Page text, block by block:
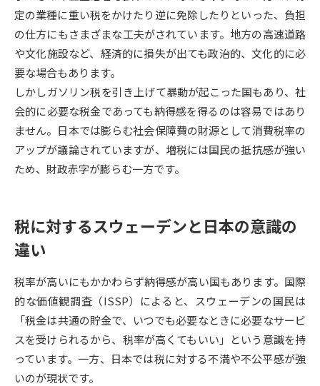
オープンキャンパスなどを調べる
オープンキャンパス検索
来場型・Web型イベント特集 夢ナビライブ
受験準備
志望校・出願校を調べる
併願校選び
先輩が入学を決めた理由 テレメール全国一斉進学調査
新生活お役立ちガイド
定の業種に重い税をかけたり逆に免除したりといった、負担
の仕方にもさまざまな工夫がされています。地方の高速道路
や文化施設など、経済的に損失が出ても政治的、文化的に必
要な場合もあります。
しかしガソリン税を引き上げて暴動が起こった国もあり、社
会的に必要な税金であっても納得感を得るのは容易ではあり
ません。日本では膨らむ社会保障費の財源として消費税率の
アップが議論されていますが、増税には国民の抵抗感が強い
ため、財政赤字が膨らむ一方です。
税に対するスウェーデンと日本の意識の
違い
税率が高いにもかかわらず納得感が高い国もあります。国際
的な価値観調査（ISSP）によると、スウェーデンの国民は
「税金は共通の貯金で、いつでも必要なときに必要なサービ
スを受けられるから、税率が高くてもいい」という意識を持
っています。一方、日本では税に対する不満や不公平感が強
いのが現状です。